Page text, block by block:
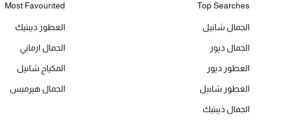
Top Searches
الجمال شانيل
الجمال ديور
العطور ديور
العطور شانيل
الجمال ديبتيك
Most Favourited
العطور ديبتيك
الجمال ارماني
المكياج شانيل
الجمال هيرميس